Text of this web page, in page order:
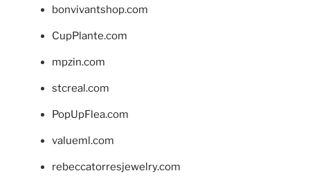
bonvivantshop.com
CupPlante.com
mpzin.com
stcreal.com
PopUpFlea.com
valueml.com
rebeccatorresjewelry.com